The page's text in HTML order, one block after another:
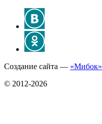
Создание сайта — «Мибок»
© 2012-2026